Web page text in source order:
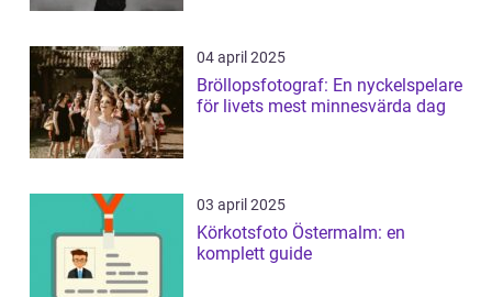
04 april 2025
Bröllopsfotograf: En nyckelspelare
för livets mest minnesvärda dag
03 april 2025
Körkotsfoto Östermalm: en
komplett guide